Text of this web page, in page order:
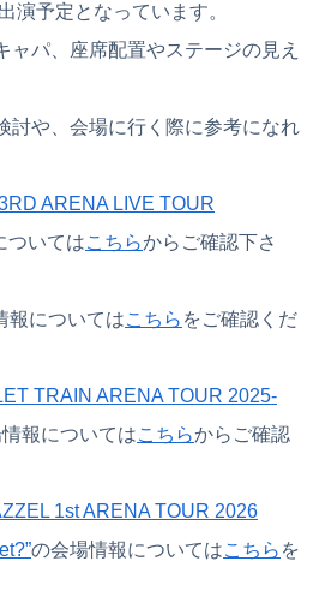
演予定となっています。
ャパ、座席配置やステージの見え
討や、会場に行く際に参考になれ
ARENA LIVE TOUR
ついてはこちらからご確認下さ
報についてはこちら をご確認くだ
TRAIN ARENA TOUR 2025-
報についてはこちらからご確認
1st ARENA TOUR 2026
の会場情報についてはこちら を